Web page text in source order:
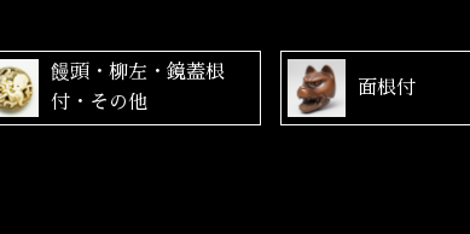
饅頭・柳左・鏡蓋根
付・その他
面根付